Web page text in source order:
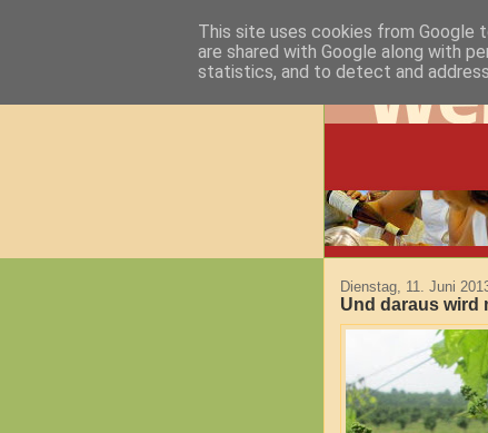
Dienstag, 11. Juni
Und daraus wird
This site uses cookies from Google
are shared with Google along with
statistics, and to detect and